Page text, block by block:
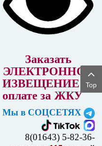
Заказать
ЭЛЕКТРОННОЕ
ИЗВЕЩЕНИЕ об
оплате за ЖКУ
Мы в СОЦСЕТЯХ
8(01643) 5-82-36-
Top